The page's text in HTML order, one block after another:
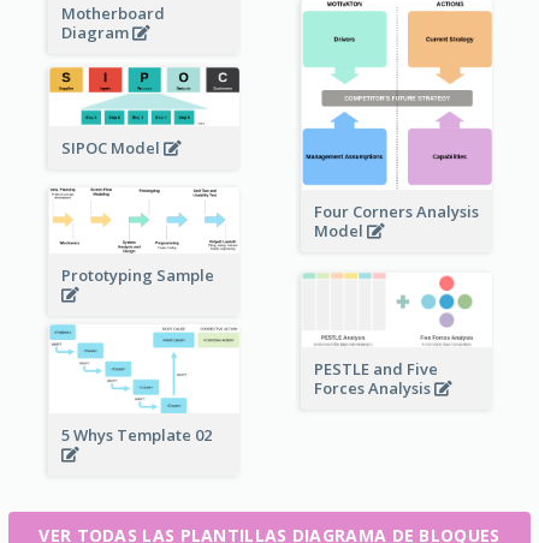
Motherboard
Diagram
Four Corners Analysis
Model
SIPOC Model
Prototyping Sample
PESTLE and Five
Forces Analysis
5 Whys Template 02
VER TODAS LAS PLANTILLAS DIAGRAMA DE BLOQUES